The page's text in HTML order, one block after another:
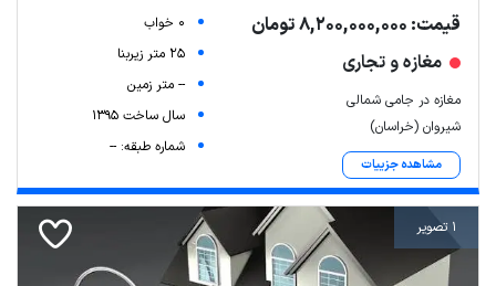
قیمت: 8,200,000,000 تومان
مغازه و تجاری
مغازه در جامی شمالی
شیروان (خراسان)
مشاهده جزییات
0 خواب
25 متر زیربنا
-- متر زمین
سال ساخت 1395
شماره طبقه: --
1 تصویر